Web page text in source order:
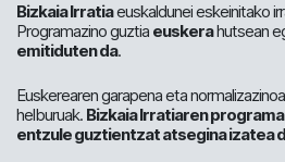
Bizkaia Irratiaeuskaldunei eskeinitako
Programazino guztia euskerahutsean
emitiduten da.
Euskerearen garapena eta
helburuak. Bizkaia Irratiaren
entzule guztientzat atsegina izatea